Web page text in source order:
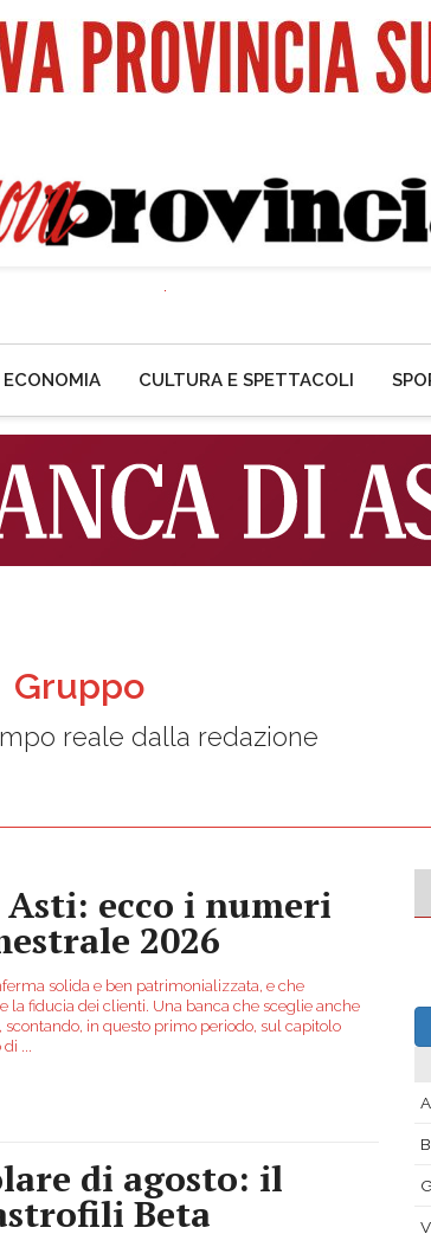
ECONOMIA CULTURA E SPETTACOLI
Gruppo
reale dalla redazione
Asti: ecco i numeri
2026
solida e ben patrimonializzata, e che
la fiducia dei clienti. Una banca che sceglie anche
in questo primo periodo, sul capitolo
di
di agosto: il
Beta